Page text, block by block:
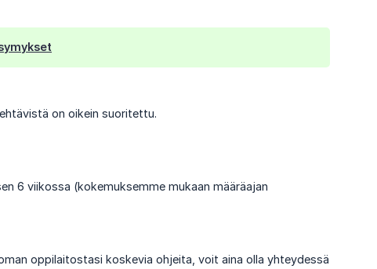
on oikein suoritettu.
6 viikossa (kokemuksemme mukaan määräajan
oppilaitostasi koskevia ohjeita, voit aina olla yhteydessä